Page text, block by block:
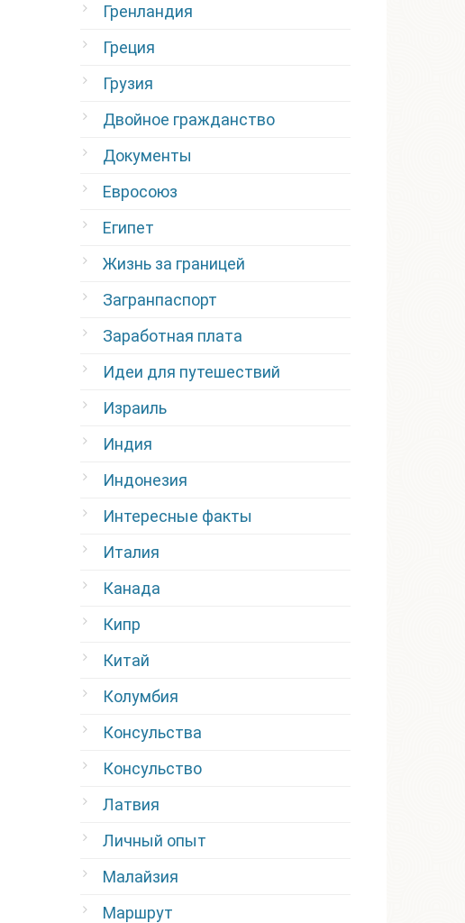
Гренландия
Греция
Грузия
Двойное гражданство
Документы
Евросоюз
Египет
Жизнь за границей
Загранпаспорт
Заработная плата
Идеи для путешествий
Израиль
Индия
Индонезия
Интересные факты
Италия
Канада
Кипр
Китай
Колумбия
Консульства
Консульство
Латвия
Личный опыт
Малайзия
Маршрут